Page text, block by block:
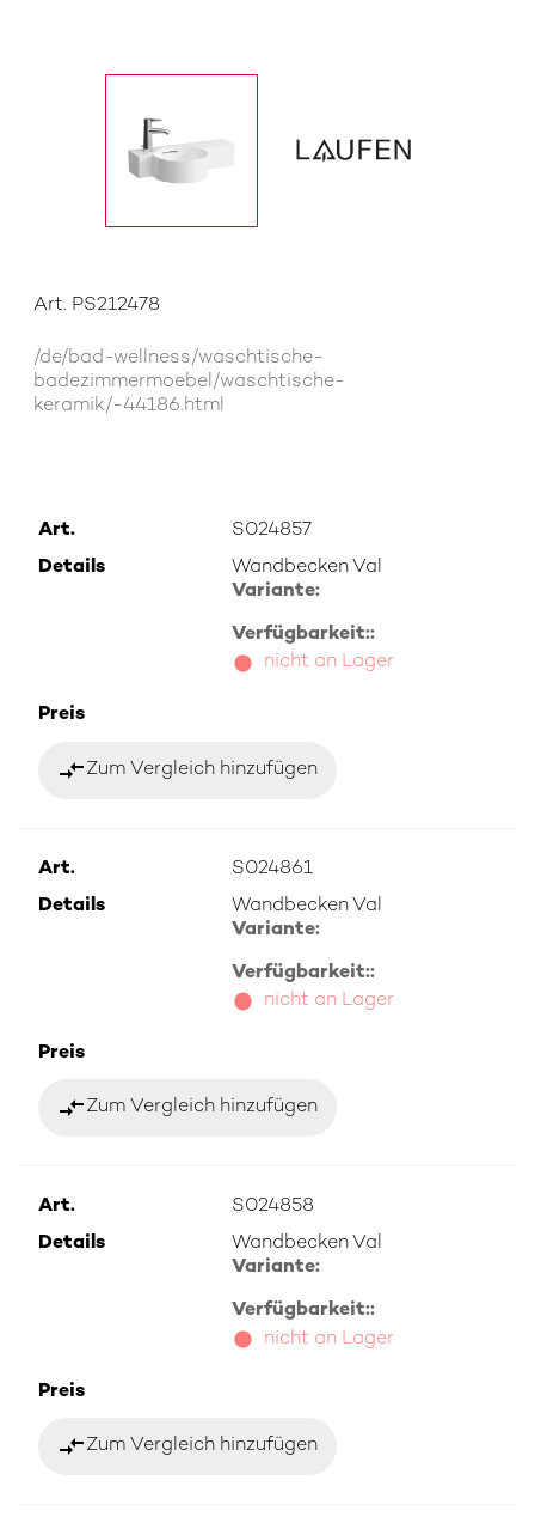
Art. PS212478
/de/bad-wellness/waschtische-
badezimmermoebel/waschtische-
keramik/-44186.html
Art.
S024857
Details
Wandbecken Val
Variante:
Verfügbarkeit::
nicht an Lager
Preis
compare_arrowsZum Vergleich hinzufügen
Art.
S024861
Details
Wandbecken Val
Variante:
Verfügbarkeit::
nicht an Lager
Preis
compare_arrowsZum Vergleich hinzufügen
Art.
S024858
Details
Wandbecken Val
Variante:
Verfügbarkeit::
nicht an Lager
Preis
compare_arrowsZum Vergleich hinzufügen